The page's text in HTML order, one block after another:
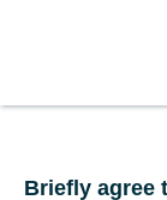
Briefly agree
Briefly agree